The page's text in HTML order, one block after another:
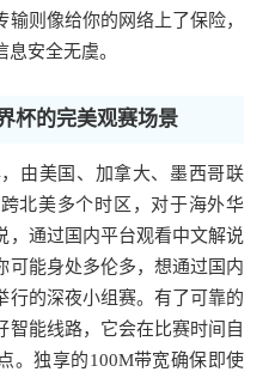
则像给你的网络上了保险，
安全无虞。
杯的完美观赛场景
由美国、加拿大、墨西哥联
北美多个时区，对于海外华
，通过国内平台观看中文解说
可能身处多伦多，想通过国内
行的深夜小组赛。有了可靠的
智能线路，它会在比赛时间自
。独享的100M带宽确保即使